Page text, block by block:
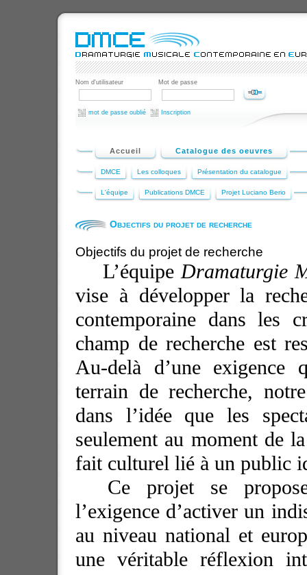
Nom d'utilisateur Mot de passe
mot de passe oublié Inscription
Accueil Catalogue des oeuvres
DMCE Les colloques Présentation du catalogue
L'équipe Publications DMCE Projet Luciano Berio
Objectifs du projet de recherche
Objectifs du projet de recherche
L’équipeDramaturgie
vise à développer la
contemporaine dans les
champ de recherche est
Au-delà d’une
terrain de recherche, notre
dans l’idée que les
seulement au moment de
fait culturel lié à un public
Ce projet se
l’exigence d’activer un
au niveau national et
une véritable réflexion